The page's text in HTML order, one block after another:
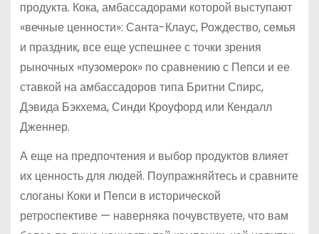
продукта. Кока, амбассадорами которой выступают
«вечные ценности»: Санта-Клаус, Рождество, семья
и праздник, все еще успешнее с точки зрения
рыночных «пузомерок» по сравнению с Пепси и ее
ставкой на амбассадоров типа Бритни Спирс,
Дэвида Бэкхема, Синди Кроуфорд или Кендалл
Дженнер.
А еще на предпочтения и выбор продуктов влияет
их ценность для людей. Поупражняйтесь и сравните
слоганы Коки и Пепси в исторической
ретроспективе — наверняка почувствуете, что вам